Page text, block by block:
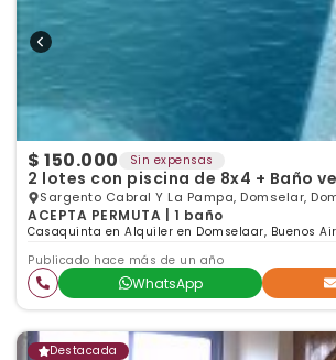
$ 150.000 Sin expensas
2 lotes con piscina de 8x4 + Baño
Sargento Cabral Y La Pampa, Domselar,
ACEPTA PERMUTA | 1 baño
Casaquinta en Alquiler en Domselaar, Buenos
Publicado hace más de un año
WhatsApp
Destacada